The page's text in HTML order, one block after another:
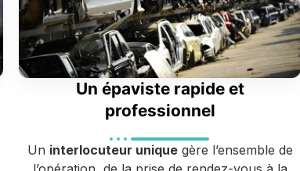
Un épaviste rapide et
professionnel
Un interlocuteur uniquegère l’ensemble de